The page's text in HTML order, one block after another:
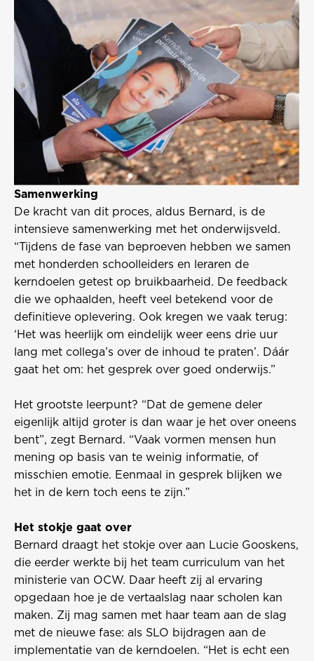
Samenwerking
De kracht van dit proces, aldus Bernard, is de
intensieve samenwerking met het onderwijsveld.
“Tijdens de fase van beproeven hebben we samen
met honderden schoolleiders en leraren de
kerndoelen getest op bruikbaarheid. De feedback
die we ophaalden, heeft veel betekend voor de
definitieve oplevering. Ook kregen we vaak terug:
‘Het was heerlijk om eindelijk weer eens drie uur
lang met collega’s over de inhoud te praten’. Dáár
gaat het om: het gesprek over goed onderwijs.”
Het grootste leerpunt? “Dat de gemene deler
eigenlijk altijd groter is dan waar je het over oneens
bent”, zegt Bernard. “Vaak vormen mensen hun
mening op basis van te weinig informatie, of
misschien emotie. Eenmaal in gesprek blijken we
het in de kern toch eens te zijn.”
Het stokje gaat over
Bernard draagt het stokje over aan Lucie Gooskens,
die eerder werkte bij het team curriculum van het
ministerie van OCW. Daar heeft zij al ervaring
opgedaan hoe je de vertaalslag naar scholen kan
maken. Zij mag samen met haar team aan de slag
met de nieuwe fase: als SLO bijdragen aan de
implementatie van de kerndoelen. “Het is echt een